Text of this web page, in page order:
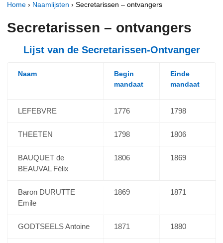
Home › Naamlijsten › Secretarissen – ontvangers
Secretarissen – ontvangers
Lijst van de Secretarissen-Ontvanger
Naam
Begin
mandaat
Einde
mandaat
LEFEBVRE 1776 1798
THEETEN 1798 1806
BAUQUET de
BEAUVAL Félix
1806 1869
Baron DURUTTE
Emile
1869 1871
GODTSEELS Antoine 1871 1880